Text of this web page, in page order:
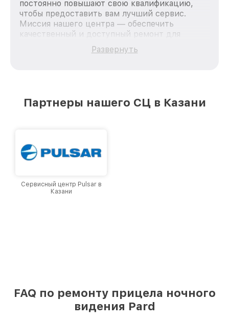
постоянно повышают свою квалификацию,
чтобы предоставить вам лучший сервис.
Миссия нашего центра — обеспечить
качественный и доступный ремонт для
каждого пользователя продукции Pard, вне
зависимости от сложности поломки. Мы
Казани, постоянно повышая уровень доверия
Развернуть
Партнеры нашего СЦ в Казани
Сервисный центр Pulsar в
Казани
FAQ по ремонту прицела ночного
видения Pard